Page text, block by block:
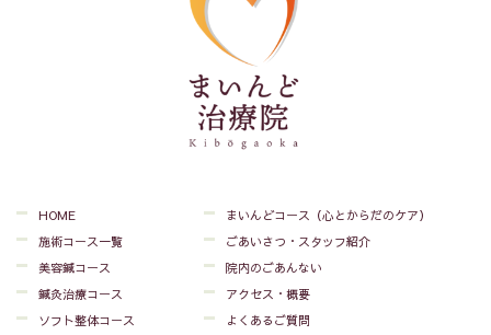
HOME
施術コース一覧
美容鍼コース
鍼灸治療コース
ソフト整体コース
まいんどコース（心とからだのケア）
ごあいさつ・スタッフ紹介
院内のごあんない
アクセス・概要
よくあるご質問